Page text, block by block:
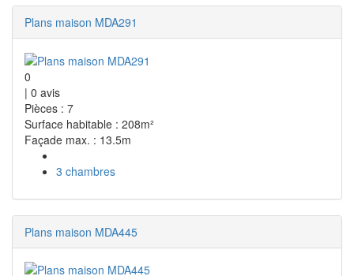
Plans maison MDA291
0
| 0 avis
Pièces : 7
Surface habitable : 208m²
Façade max. : 13.5m
3 chambres
Plans maison MDA445